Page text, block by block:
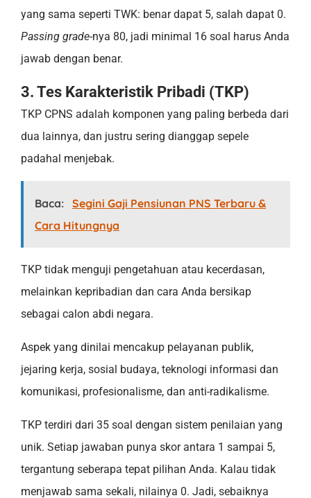
yang sama seperti TWK: benar dapat 5, salah dapat 0.
Passing grade-nya 80, jadi minimal 16 soal harus Anda
jawab dengan benar.
3. Tes Karakteristik Pribadi (TKP)
TKP CPNS adalah komponen yang paling berbeda dari
dua lainnya, dan justru sering dianggap sepele
padahal menjebak.
Baca: Segini Gaji Pensiunan PNS Terbaru &
Cara Hitungnya
TKP tidak menguji pengetahuan atau kecerdasan,
melainkan kepribadian dan cara Anda bersikap
sebagai calon abdi negara.
Aspek yang dinilai mencakup pelayanan publik,
jejaring kerja, sosial budaya, teknologi informasi dan
komunikasi, profesionalisme, dan anti-radikalisme.
TKP terdiri dari 35 soal dengan sistem penilaian yang
unik. Setiap jawaban punya skor antara 1 sampai 5,
tergantung seberapa tepat pilihan Anda. Kalau tidak
menjawab sama sekali, nilainya 0. Jadi, sebaiknya